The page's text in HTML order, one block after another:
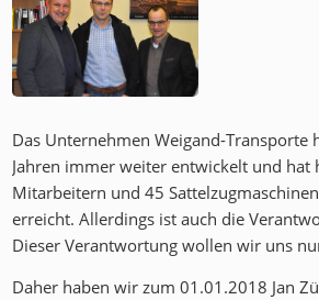
Das Unternehmen Weigand-Transporte
Jahren immer weiter entwickelt und hat
Mitarbeitern und 45
erreicht. Allerdings ist auch die
Dieser Verantwortung wollen wir uns
Daher haben wir zum 01.01.2018 Jan